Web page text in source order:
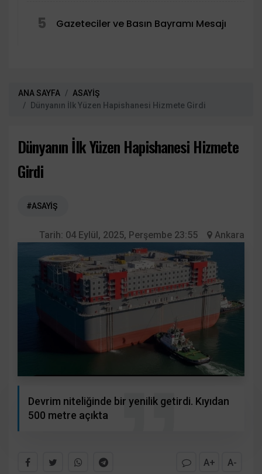
5 Gazeteciler ve Basın Bayramı Mesajı
ANA SAYFA
ASAYİŞ
Dünyanın İlk Yüzen Hapishanesi Hizmete Girdi
Dünyanın İlk Yüzen Hapishanesi Hizmete
Girdi
#ASAYİŞ
Tarih: 04 Eylül, 2025, Perşembe 23:55 Ankara
Devrim niteliğinde bir yenilik getirdi. Kıyıdan
500 metre açıkta
A+ A-